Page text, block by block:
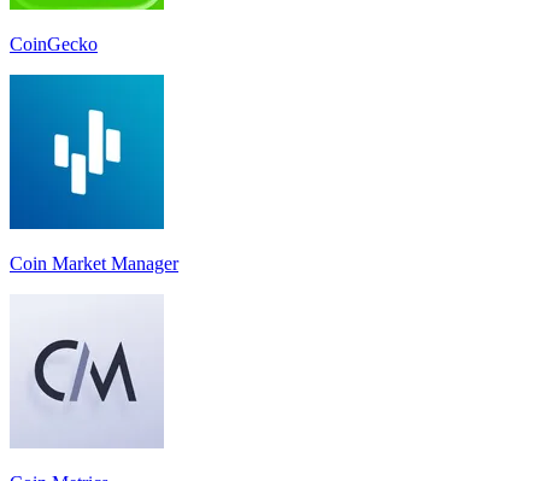
CoinGecko
Coin Market Manager